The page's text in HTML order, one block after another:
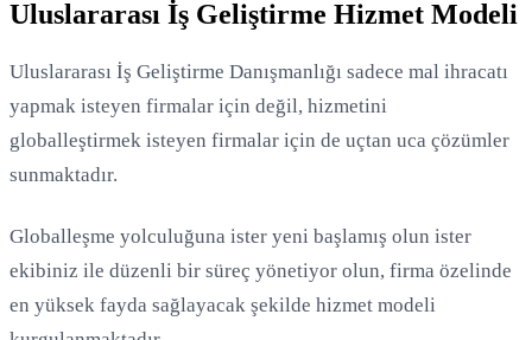
Yükleniyor...
Uluslararası İş Geliştirme Hizmet Modeli
Uluslararası İş Geliştirme Danışmanlığı sadece mal ihracatı
yapmak isteyen firmalar için değil, hizmetini
globalleştirmek isteyen firmalar için de uçtan uca çözümler
sunmaktadır.
Globalleşme yolculuğuna ister yeni başlamış olun ister
ekibiniz ile düzenli bir süreç yönetiyor olun, firma özelinde
en yüksek fayda sağlayacak şekilde hizmet modeli